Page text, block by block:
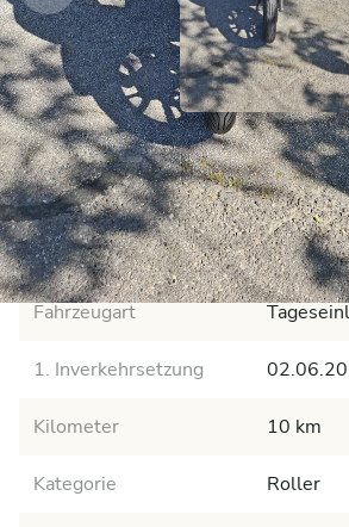
VOGE SR16 - Roller
Tageseinlösung Roller
Garantie
Ab MFK Ab Service
Fahrzeugart
1. Inverkehrsetzung
Kilometer 10 km
Kategorie Roller